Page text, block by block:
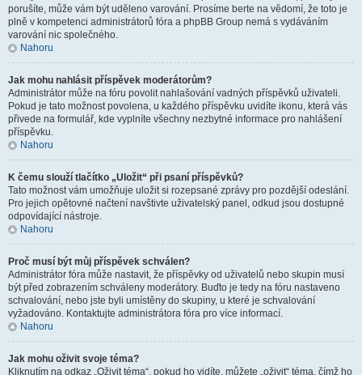
porušíte, může vám být uděleno varování. Prosíme berte na vědomí, že toto je
plně v kompetenci administrátorů fóra a phpBB Group nemá s vydáváním
varování nic společného.
Nahoru
Jak mohu nahlásit příspěvek moderátorům?
Administrátor může na fóru povolit nahlašování vadných příspěvků uživateli.
Pokud je tato možnost povolena, u každého příspěvku uvidíte ikonu, která vás
přivede na formulář, kde vyplníte všechny nezbytné informace pro nahlášení
příspěvku.
Nahoru
K čemu slouží tlačítko „Uložit“ při psaní příspěvků?
Tato možnost vám umožňuje uložit si rozepsané zprávy pro pozdější odeslání.
Pro jejich opětovné načtení navštivte uživatelský panel, odkud jsou dostupné
odpovídající nástroje.
Nahoru
Proč musí být můj příspěvek schválen?
Administrátor fóra může nastavit, že příspěvky od uživatelů nebo skupin musí
být před zobrazením schváleny moderátory. Buďto je tedy na fóru nastaveno
schvalování, nebo jste byli umístěny do skupiny, u které je schvalování
vyžadováno. Kontaktujte administrátora fóra pro více informací.
Nahoru
Jak mohu oživit svoje téma?
Kliknutím na odkaz „Oživit téma“, pokud ho vidíte, můžete „oživit“ téma, čímž ho